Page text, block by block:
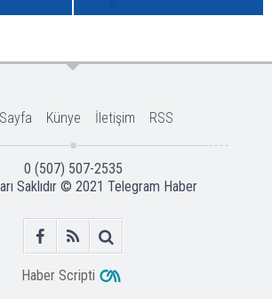
Künye İletişim RSS
0 (507) 507-2535
Saklıdır © 2021 Telegram Haber
Haber Scripti